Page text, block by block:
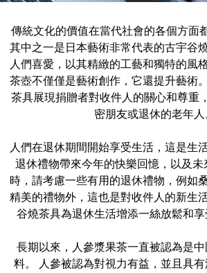
傳統文化的價值在當代社會的各個方面
其中之一是日本藝術非常代表的古宇谷
人們喜愛，以其精緻的工藝和獨特的風
茶壺不僅僅是藝術創作，它還提升藝術
茶具展現捐贈者對收件人的關心和尊重
密朋友或退休的老年人
人們在退休期間開始享受生活，這是生
退休禮物帶來今年的快樂回憶，以及
時，請考慮一些有用的退休禮物，例如
精美的禮物外，這也是對收件人的新生
谷燒茶具為退休生活增添一絲放鬆和享
長期以來，人參漿果茶一直被認為是
料。 人參被認為對視力有益，並且具